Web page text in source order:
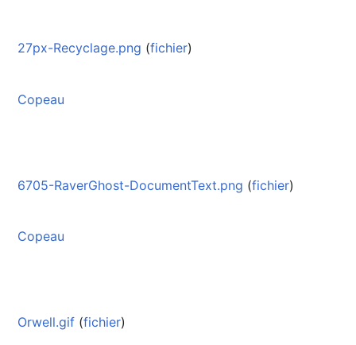
27px-Recyclage.png (fichier)
Copeau
6705-RaverGhost-DocumentText.png (fichier)
Copeau
Orwell.gif (fichier)